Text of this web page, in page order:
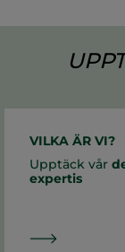
VILKA ÄR VI?
Upptäck vår
expertis